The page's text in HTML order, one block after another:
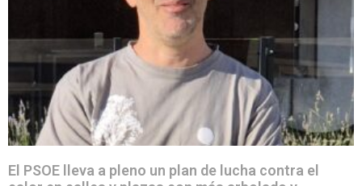
El PSOE lleva a pleno un plan de lucha contra el